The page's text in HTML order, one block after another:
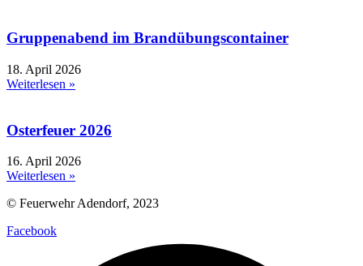
Gruppenabend im Brandübungscontainer
18. April 2026
Weiterlesen »
Osterfeuer 2026
16. April 2026
Weiterlesen »
© Feuerwehr Adendorf, 2023
Facebook